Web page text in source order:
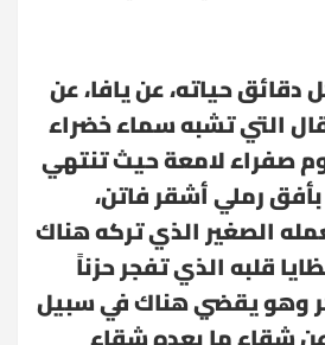
حياته، عن يافا، عن
التي تشبه سماء خضراء
صفراء لامعة حيث تنتهي
رملي أشقر فاتن،
الصغير الذي تركه هناك
قلبه الذي تفجر حزناً
وهو يقضي هناك في سبيل